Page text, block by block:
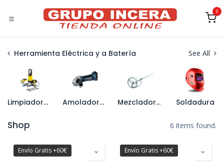
0
Herramienta Eléctrica y a Batería See All
Limpiadoras a Presión y Accesorios Amoladoras Mezcladores y Accesorios Soldadura
Shop 6 items found.
Envío Gratis +60€ Envío Gratis +60€